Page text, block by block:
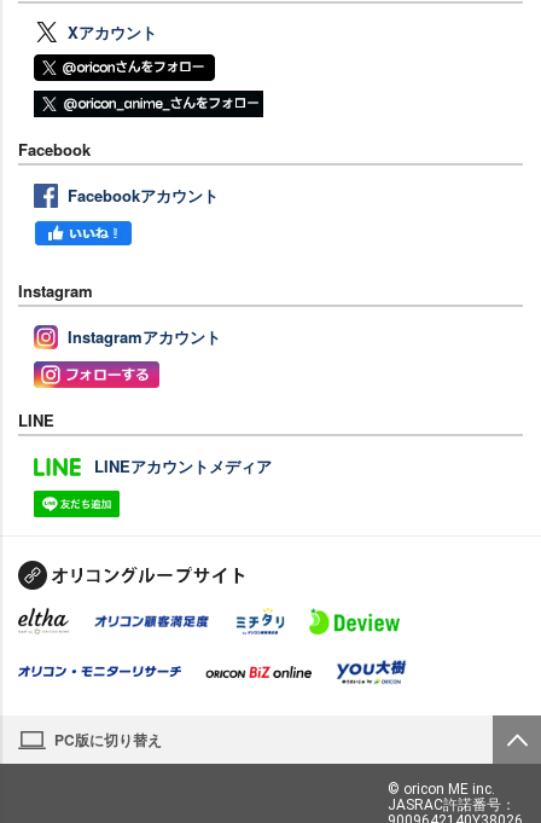
Xアカウント
Facebook
Facebookアカウント
Instagram
Instagramアカウント
LINE
LINEアカウントメディア
PC版に切り替え
© oricon ME inc.
JASRAC許諾番号：